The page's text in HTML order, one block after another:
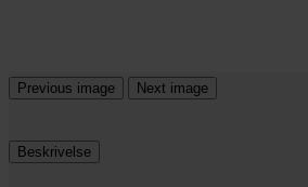
Previous image Next image
Beskrivelse